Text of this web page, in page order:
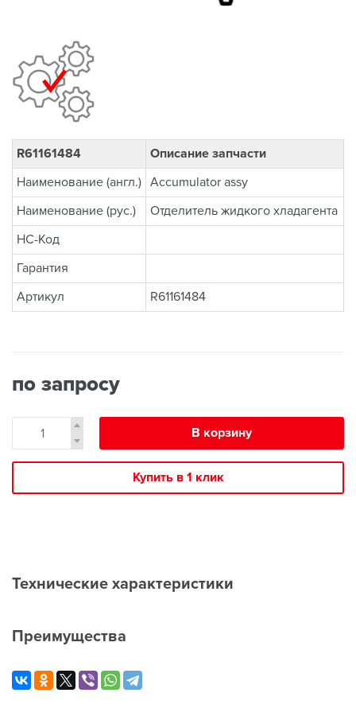
R61161484
Описание запчасти
Наименование (англ.) Accumulator assy
Наименование (рус.)
Отделитель жидкого хладагента
НС-Код
Гарантия
Артикул
R61161484
по запросу
В корзину
Купить в 1 клик
Технические характеристики
Преимущества